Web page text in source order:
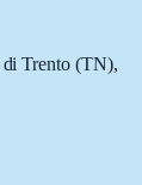
Trento (TN),